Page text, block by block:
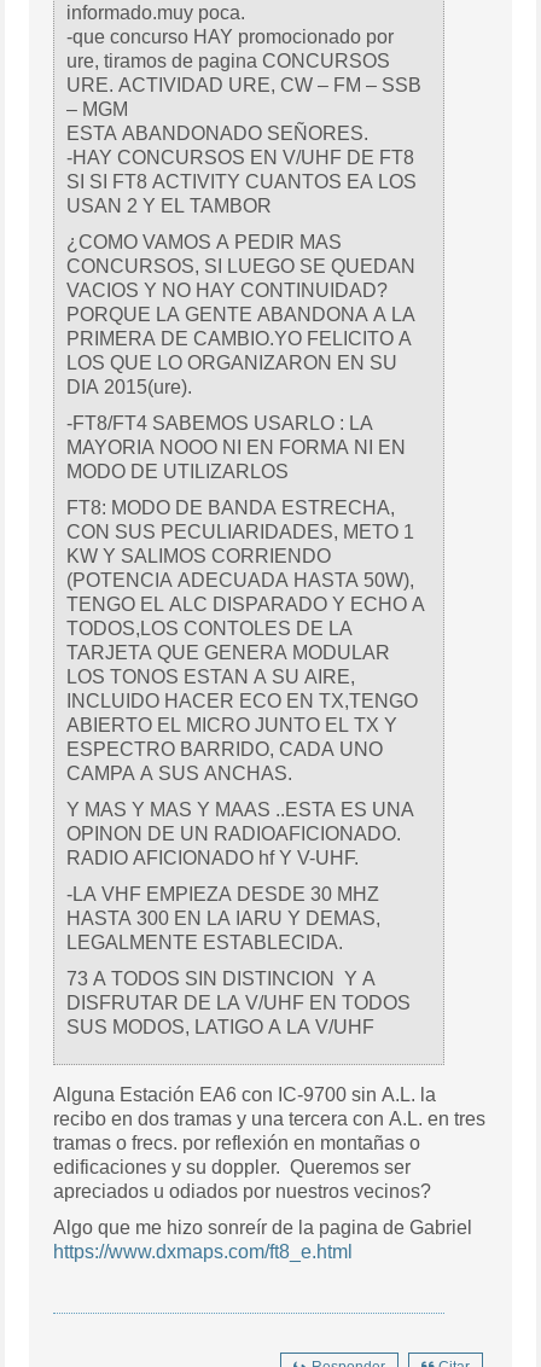
informado.muy poca.
-que concurso HAY promocionado por
ure, tiramos de pagina CONCURSOS
URE. ACTIVIDAD URE, CW – FM – SSB
– MGM
ESTA ABANDONADO SEÑORES.
-HAY CONCURSOS EN V/UHF DE FT8
SI SI FT8 ACTIVITY CUANTOS EA LOS
USAN 2 Y EL TAMBOR
¿COMO VAMOS A PEDIR MAS
CONCURSOS, SI LUEGO SE QUEDAN
VACIOS Y NO HAY CONTINUIDAD?
PORQUE LA GENTE ABANDONA A LA
PRIMERA DE CAMBIO.YO FELICITO A
LOS QUE LO ORGANIZARON EN SU
DIA 2015(ure).
-FT8/FT4 SABEMOS USARLO : LA
MAYORIA NOOO NI EN FORMA NI EN
MODO DE UTILIZARLOS
FT8: MODO DE BANDA ESTRECHA,
CON SUS PECULIARIDADES, METO 1
KW Y SALIMOS CORRIENDO
(POTENCIA ADECUADA HASTA 50W),
TENGO EL ALC DISPARADO Y ECHO A
TODOS,LOS CONTOLES DE LA
TARJETA QUE GENERA MODULAR
LOS TONOS ESTAN A SU AIRE,
INCLUIDO HACER ECO EN TX,TENGO
ABIERTO EL MICRO JUNTO EL TX Y
ESPECTRO BARRIDO, CADA UNO
CAMPA A SUS ANCHAS.
Y MAS Y MAS Y MAAS ..ESTA ES UNA
OPINON DE UN RADIOAFICIONADO.
RADIO AFICIONADO hf Y V-UHF.
-LA VHF EMPIEZA DESDE 30 MHZ
HASTA 300 EN LA IARU Y DEMAS,
LEGALMENTE ESTABLECIDA.
73 A TODOS SIN DISTINCION Y A
DISFRUTAR DE LA V/UHF EN TODOS
SUS MODOS, LATIGO A LA V/UHF
Alguna Estación EA6 con IC-9700 sin A.L. la
recibo en dos tramas y una tercera con A.L. en tres
tramas o frecs. por reflexión en montañas o
edificaciones y su doppler. Queremos ser
apreciados u odiados por nuestros vecinos?
Algo que me hizo sonreír de la pagina de Gabriel
https://www.dxmaps.com/ft8_e.html